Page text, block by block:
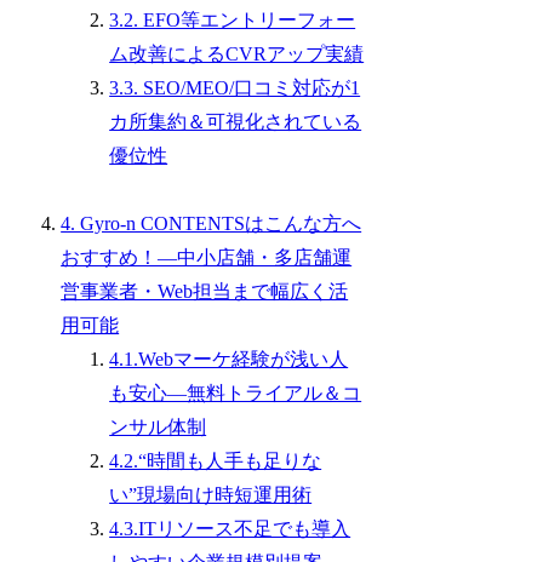
3.2. EFO等エントリーフォー
ム改善によるCVRアップ実績
3.3. SEO/MEO/口コミ対応が1
カ所集約＆可視化されている
優位性
4. Gyro-n CONTENTSはこんな方へ
おすすめ！―中小店舗・多店舗運
営事業者・Web担当まで幅広く活
用可能
4.1.Webマーケ経験が浅い人
も安心―無料トライアル＆コ
ンサル体制
4.2.“時間も人手も足りな
い”現場向け時短運用術
4.3.ITリソース不足でも導入